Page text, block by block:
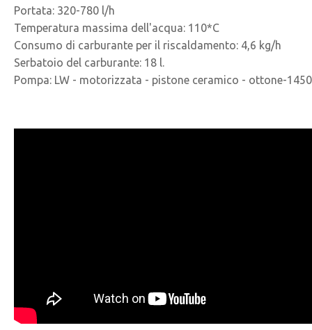
Portata: 320-780 l/h
Temperatura massima dell'acqua: 110*C
Consumo di carburante per il riscaldamento: 4,6 kg/h
Serbatoio del carburante: 18 l.
Pompa: LW - motorizzata - pistone ceramico - ottone-